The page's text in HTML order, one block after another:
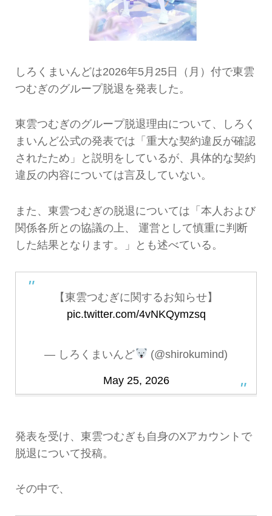
しろくまいんどは2026年5月25日（月）付で東雲
つむぎのグループ脱退を発表した。
東雲つむぎのグループ脱退理由について、しろく
まいんど公式の発表では「重大な契約違反が確認
されたため」と説明をしているが、具体的な契約
違反の内容については言及していない。
また、東雲つむぎの脱退については「本人および
関係各所との協議の上、 運営として慎重に判断
した結果となります。」とも述べている。
【東雲つむぎに関するお知らせ】
pic.twitter.com/4vNKQymzsq
— しろくまいんど (@shirokumind)
May 25, 2026
発表を受け、東雲つむぎも自身のXアカウントで
脱退について投稿。
その中で、